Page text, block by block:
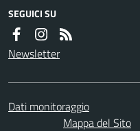
SEGUICI SU
Newsletter
Dati monitoraggio
Mappa del Sito